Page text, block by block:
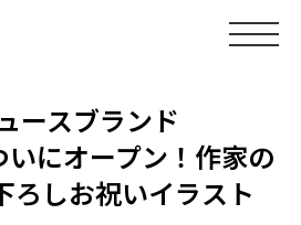
ースブランド
いにオープン！作家の
ろしお祝いイラスト